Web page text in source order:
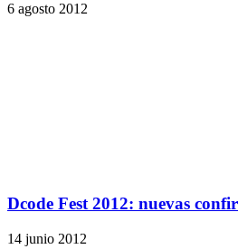
6 agosto 2012
Dcode Fest 2012: nuevas
14 junio 2012